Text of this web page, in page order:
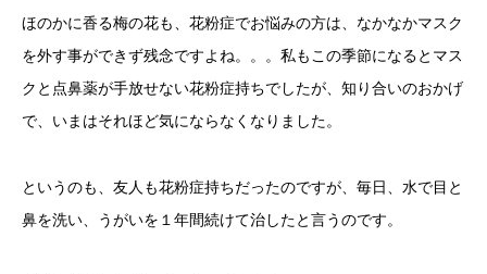
ほのかに香る梅の花も、花粉症でお悩みの方は、なかなかマスク
を外す事ができず残念ですよね。。。私もこの季節になるとマス
クと点鼻薬が手放せない花粉症持ちでしたが、知り合いのおかげ
で、いまはそれほど気にならなくなりました。
というのも、友人も花粉症持ちだったのですが、毎日、水で目と
鼻を洗い、うがいを１年間続けて治したと言うのです。